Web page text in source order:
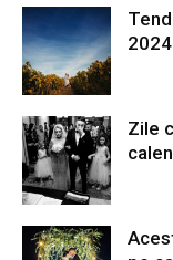
2024
Zile